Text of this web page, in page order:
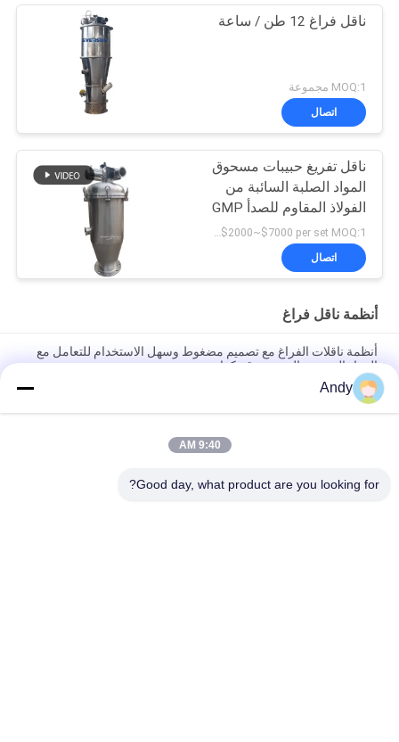
ناقل فراغ 12 طن / ساعة
MOQ:1 مجموعة
اتصال
ناقل تفريغ حبيبات مسحوق
المواد الصلبة السائبة من
الفولاذ المقاوم للصدأ GMP
اتصال
أنظمة ناقل فراغ
أنظمة ناقلات الفراغ مع تصميم مضغوط وسهل الاستخدام للتعامل مع
المواد الحبيبية وال مسحوق بكفاءة
أنظمة النقل الفراغي الآلية للتغذية والتفريغ المستمر للمواد الحبيبية في
العمليات الصناعية
أنظمة النقل بالشفط مصممة لنقل المواد البودرة والحبيبية بأمان
Andy
9:40 AM
Good day, what product are you looking for?